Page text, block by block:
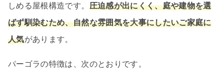
しめる屋根構造です。 圧迫感が出にくく、庭や建物を選
ばず馴染むため、自然な雰囲気を大事にしたいご家庭に
人気があります。
パーゴラの特徴は、次のとおりです。